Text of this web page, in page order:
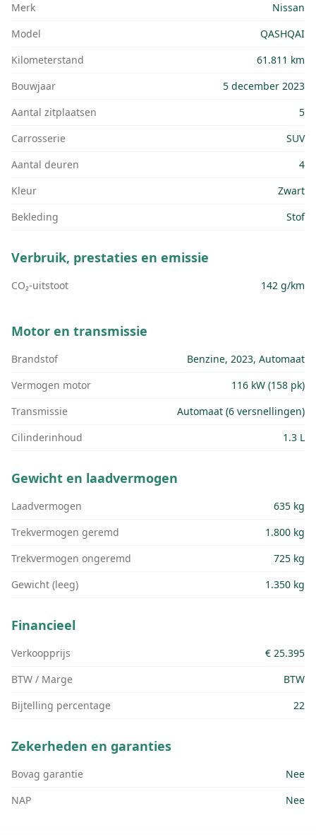
Merk
Nissan
Model
QASHQAI
Kilometerstand
61.811 km
Bouwjaar
5 december 2023
Aantal zitplaatsen
5
Carrosserie
SUV
Aantal deuren
4
Kleur
Zwart
Bekleding
Stof
Verbruik, prestaties en emissie
CO₂-uitstoot 142 g/km
Motor en transmissie
Brandstof
Benzine, 2023, Automaat
Vermogen motor
116 kW (158 pk)
Transmissie
Automaat (6 versnellingen)
Cilinderinhoud
1.3 L
Gewicht en laadvermogen
Laadvermogen
635 kg
Trekvermogen geremd
1.800 kg
Trekvermogen ongeremd
725 kg
Gewicht (leeg)
1.350 kg
Financieel
Verkoopprijs
€ 25.395
BTW / Marge
BTW
Bijtelling percentage
22
Zekerheden en garanties
Bovag garantie
Nee
NAP
Nee